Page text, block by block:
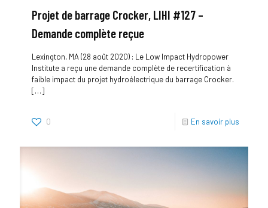
Projet de barrage Crocker, LIHI #127 –
Demande complète reçue
Lexington, MA (28 août 2020) : Le Low Impact Hydropower
Institute a reçu une demande complète de recertification à
faible impact du projet hydroélectrique du barrage Crocker.
[…]
0 En savoir plus